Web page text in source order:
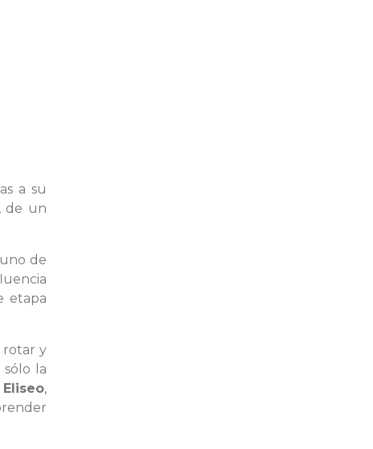
a su
de un
de
etapa
rotar y
sólo la
,